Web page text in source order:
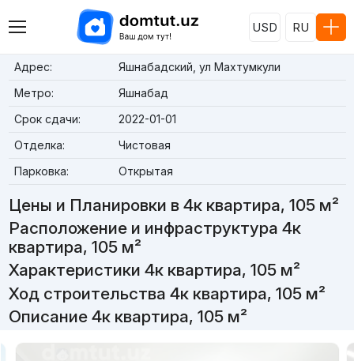
USD RU
Адрес:
Яшнабадский, ул Махтумкули
Метро:
Яшнабад
Срок сдачи:
2022-01-01
Отделка:
Чистовая
Парковка:
Открытая
Цены и Планировки в 4к квартира, 105 м²
Расположение и инфраструктура 4к
квартира, 105 м²
Характеристики 4к квартира, 105 м²
Ход строительства 4к квартира, 105 м²
Описание 4к квартира, 105 м²